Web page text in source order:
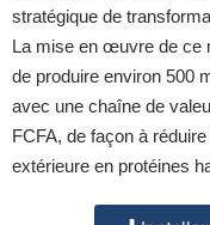
stratégique de
La mise en œuvre de ce
de produire environ 500
avec une chaîne de
FCFA, de façon à
extérieure en protéines